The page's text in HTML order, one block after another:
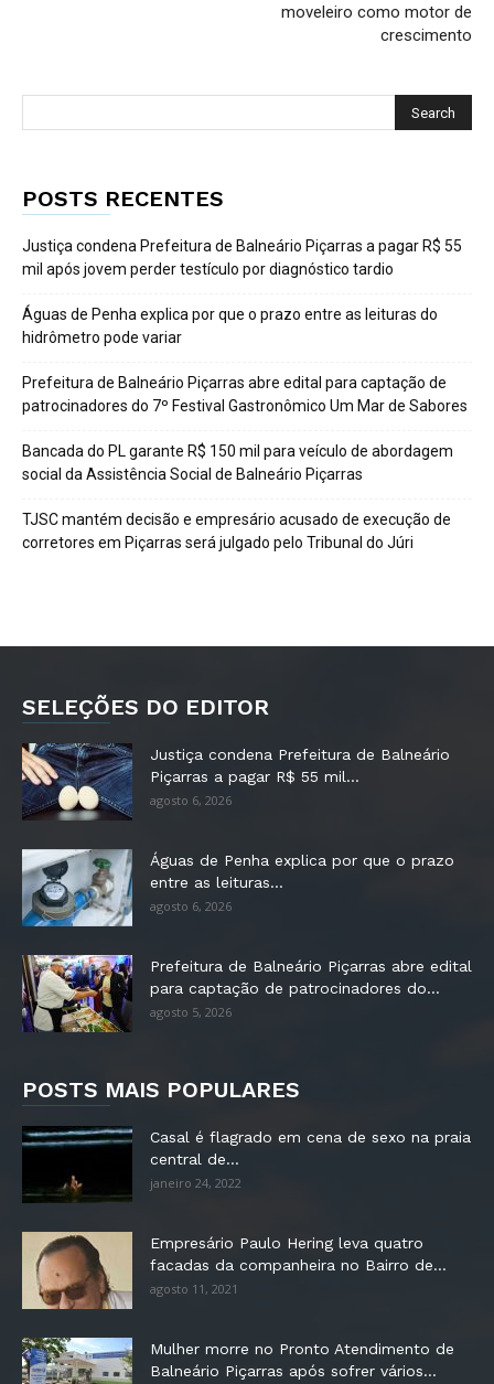
moveleiro como motor de
crescimento
POSTS RECENTES
Justiça condena Prefeitura de Balneário Piçarras a pagar R$ 55
mil após jovem perder testículo por diagnóstico tardio
Águas de Penha explica por que o prazo entre as leituras do
hidrômetro pode variar
Prefeitura de Balneário Piçarras abre edital para captação de
patrocinadores do 7º Festival Gastronômico Um Mar de Sabores
Bancada do PL garante R$ 150 mil para veículo de abordagem
social da Assistência Social de Balneário Piçarras
TJSC mantém decisão e empresário acusado de execução de
corretores em Piçarras será julgado pelo Tribunal do Júri
SELEÇÕES DO EDITOR
Justiça condena Prefeitura de Balneário
Piçarras a pagar R$ 55 mil...
agosto 6, 2026
Águas de Penha explica por que o prazo
entre as leituras...
agosto 6, 2026
Prefeitura de Balneário Piçarras abre edital
para captação de patrocinadores do...
agosto 5, 2026
POSTS MAIS POPULARES
Casal é flagrado em cena de sexo na praia
central de...
janeiro 24, 2022
Empresário Paulo Hering leva quatro
facadas da companheira no Bairro de...
agosto 11, 2021
Mulher morre no Pronto Atendimento de
Balneário Piçarras após sofrer vários...